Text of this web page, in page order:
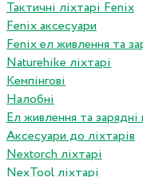
Тактичні ліхтарі Fenix
Fenix аксесуари
Fenix ел живлення та
Naturehike ліхтарі
Кемпінгові
Налобні
Ел живлення та зарядні
Аксесуари до ліхтарів
Nextorch ліхтарі
NexTool ліхтарі